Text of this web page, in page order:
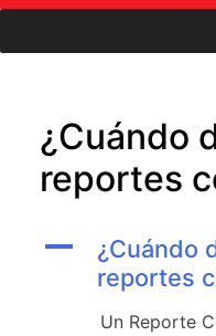
¿Cuándo
reportes
A
¿Cuándo
reportes
Un Reporte